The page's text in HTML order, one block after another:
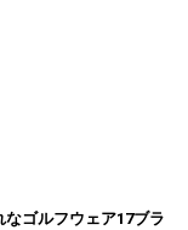
なゴルフウェア17ブラ